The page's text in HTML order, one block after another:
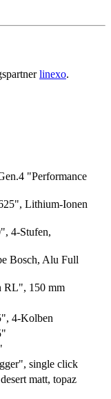
linexo.
"Performance
Lithium-Ionen
4-Stufen,
Bosch, Alu Full
RL", 150 mm
4-Kolben
single click
matt, topaz